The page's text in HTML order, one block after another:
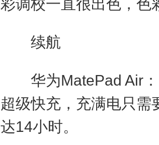
彩调校一直很出色，色
续航
华为MatePad Air：
超级快充，充满电只需
达14小时。